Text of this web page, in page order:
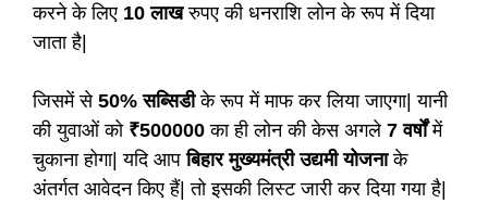
करने के लिए 10 लाखरुपए की धनराशि लोन के रूप में दिया
जाता है|
जिसमें से 50% सब्सिडीके रूप में माफ कर लिया जाएगा| यानी
की युवाओं को₹500000 का ही लोन की केस अगले 7 वर्षोंमें
चुकाना होगा| यदि आपबिहार मुख्यमंत्री उद्यमी योजनाके
अंतर्गत आवेदन किए हैं| तो इसकी लिस्ट जारी कर दिया गया है|